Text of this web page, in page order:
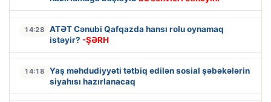
14:28
ATƏT Cənubi Qafqazda hansı rolu oynamaq
istəyir? -ŞƏRH
14:18
Yaş məhdudiyyəti tətbiq edilən sosial şəbəkələrin
siyahısı hazırlanacaq